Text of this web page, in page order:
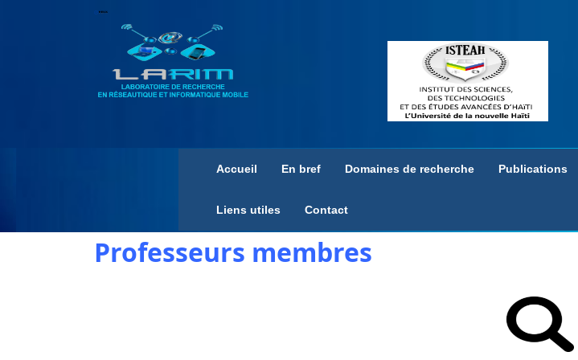
Accueil En bref Domaines de recherche Publications
Liens utiles Contact
Professeurs membres